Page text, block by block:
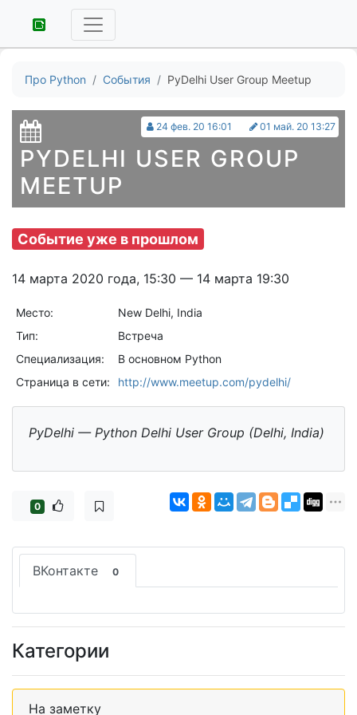
Про Python События PyDelhi User Group Meetup
24 фев. 20 16:01 01 май. 20 13:27
PYDELHI USER GROUP
MEETUP
Событие уже в прошлом
14 марта 2020 года, 15:30 — 14 марта 19:30
Место:
New Delhi, India
Тип:
Встреча
Специализация:
В основном Python
Страница в сети:
http://www.meetup.com/pydelhi/
PyDelhi — Python Delhi User Group (Delhi, India)
0
ВКонтакте 0
Категории
На заметку